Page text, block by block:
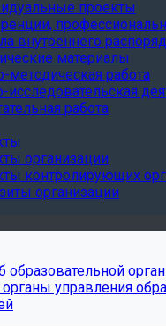
проекты
внутреннего
материалы
методическая работа
исследовательская
работа
организации
контролирующих
организации
образовательной
органы управления